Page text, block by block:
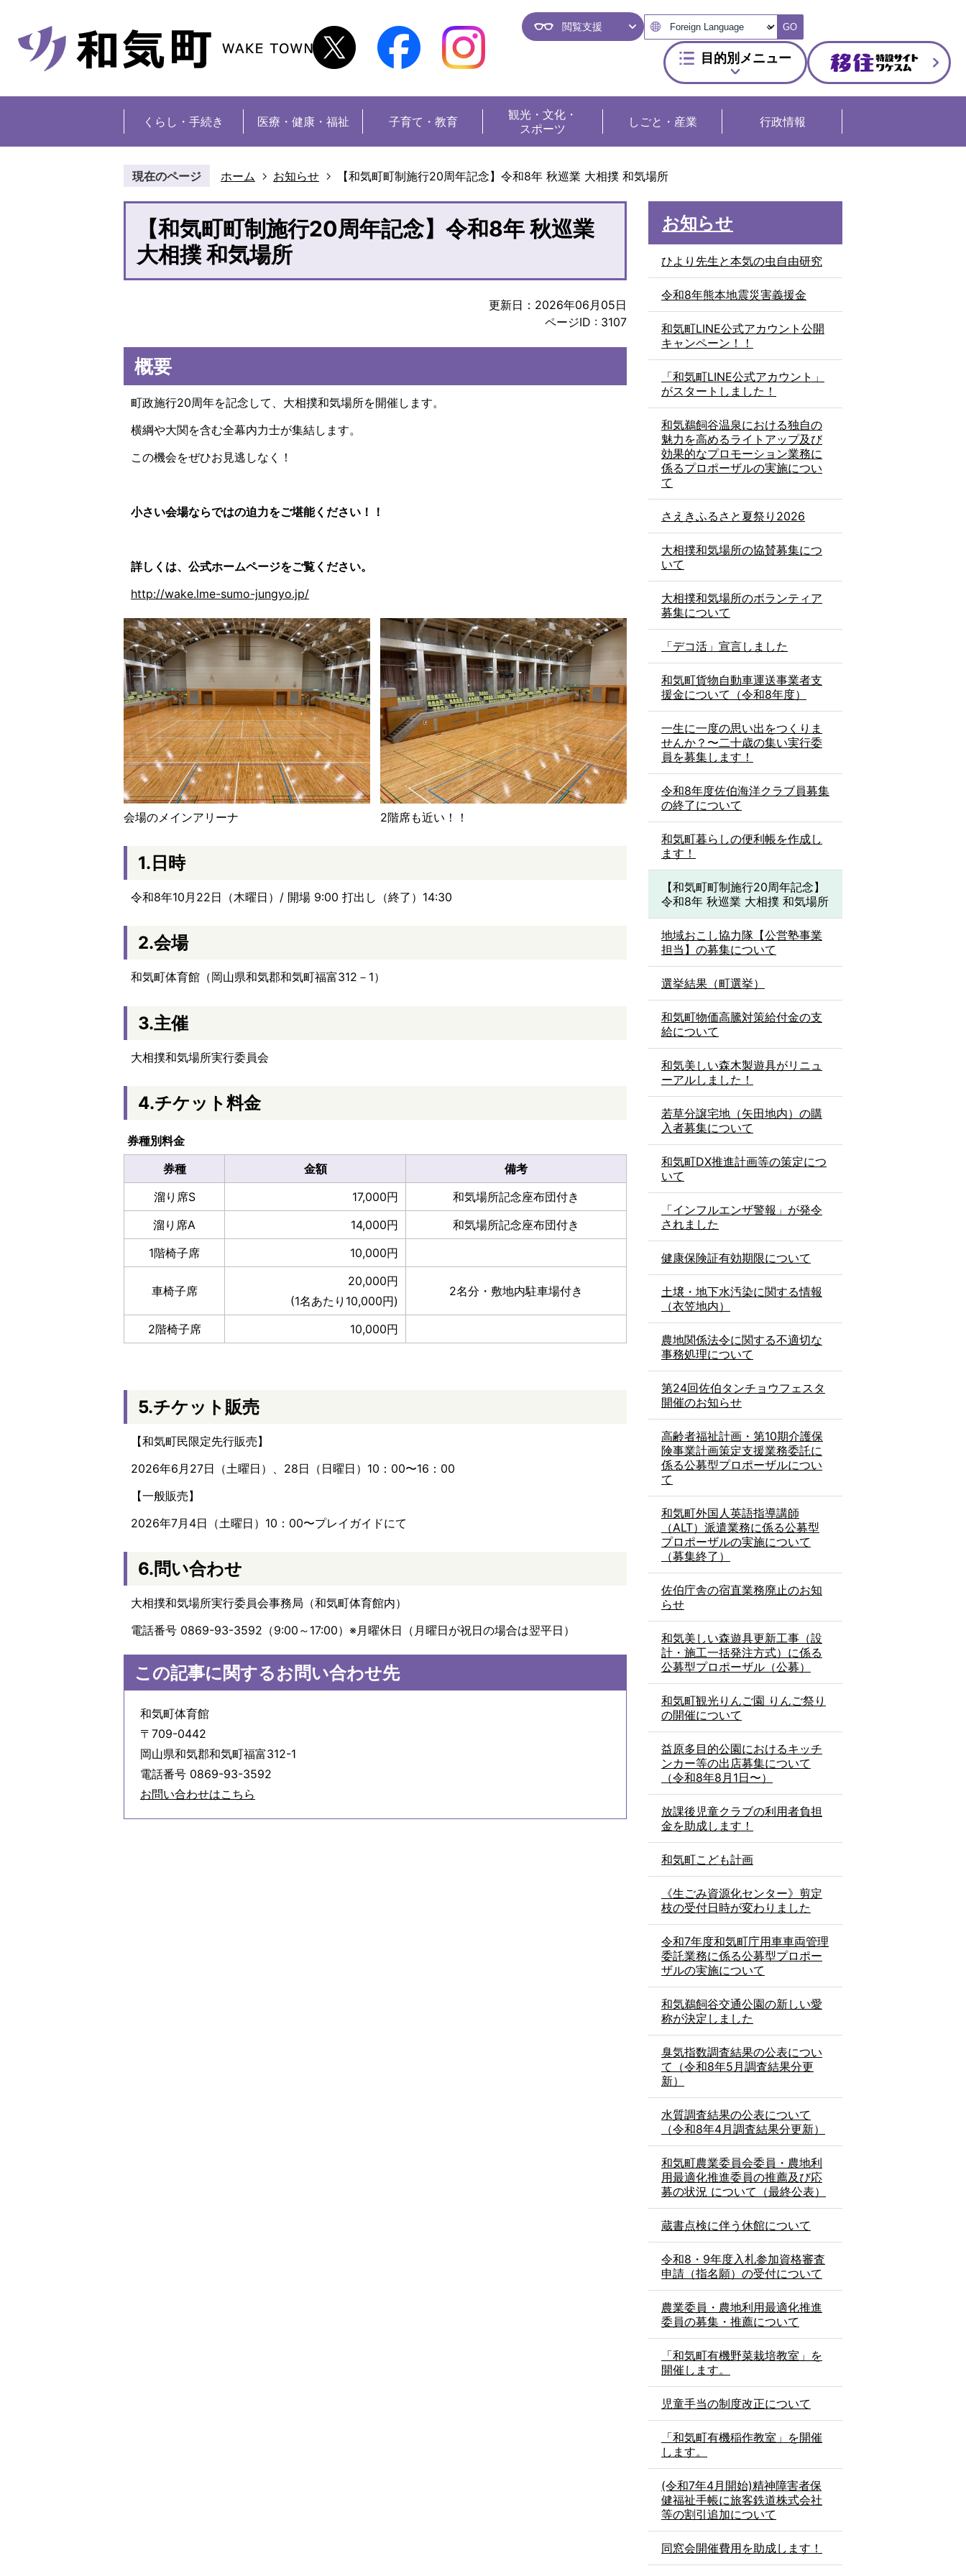
閲覧支援 GO
目的別メニュー
くらし・手続き 医療・健康・福祉 子育て・教育 観光・文化・
スポーツ
しごと・産業 行政情報
現在のページ ホーム お知らせ 【和気町町制施行20周年記念】令和8年 秋巡業 大相撲 和気場所
【和気町町制施行20周年記念】令和8年 秋巡業
大相撲 和気場所
更新日：2026年06月05日
ページID : 3107
概要
町政施行20周年を記念して、大相撲和気場所を開催します。
横綱や大関を含む全幕内力士が集結します。
この機会をぜひお見逃しなく！
小さい会場ならではの迫力をご堪能ください！！
詳しくは、公式ホームページをご覧ください。
http://wake.lme-sumo-jungyo.jp/
会場のメインアリーナ 2階席も近い！！
1.日時
令和8年10月22日（木曜日）/ 開場 9:00 打出し（終了）14:30
2.会場
和気町体育館（岡山県和気郡和気町福富312－1）
3.主催
大相撲和気場所実行委員会
4.チケット料金
券種別料金
券種
金額
備考
溜り席S
17,000円
和気場所記念座布団付き
溜り席A
14,000円
和気場所記念座布団付き
1階椅子席
10,000円
車椅子席
20,000円
(1名あたり10,000円)
2名分・敷地内駐車場付き
2階椅子席 10,000円
5.チケット販売
【和気町民限定先行販売】
2026年6月27日（土曜日）、28日（日曜日）10：00〜16：00
【一般販売】
2026年7月4日（土曜日）10：00〜プレイガイドにて
6.問い合わせ
大相撲和気場所実行委員会事務局（和気町体育館内）
電話番号 0869-93-3592（9:00～17:00）※月曜休日（月曜日が祝日の場合は翌平日）
この記事に関するお問い合わせ先
和気町体育館
〒709-0442
岡山県和気郡和気町福富312-1
電話番号 0869-93-3592
お問い合わせはこちら
お知らせ
ひより先生と本気の虫自由研究
令和8年熊本地震災害義援金
和気町LINE公式アカウント公開
キャンペーン！！
「和気町LINE公式アカウント」
がスタートしました！
和気鵜飼谷温泉における独自の
魅力を高めるライトアップ及び
効果的なプロモーション業務に
係るプロポーザルの実施につい
て
さえきふるさと夏祭り2026
大相撲和気場所の協賛募集につ
いて
大相撲和気場所のボランティア
募集について
「デコ活」宣言しました
和気町貨物自動車運送事業者支
援金について（令和8年度）
一生に一度の思い出をつくりま
せんか？〜二十歳の集い実行委
員を募集します！
令和8年度佐伯海洋クラブ員募集
の終了について
和気町暮らしの便利帳を作成し
ます！
【和気町町制施行20周年記念】
令和8年 秋巡業 大相撲 和気場所
地域おこし協力隊【公営塾事業
担当】の募集について
選挙結果（町選挙）
和気町物価高騰対策給付金の支
給について
和気美しい森木製遊具がリニュ
ーアルしました！
若草分譲宅地（矢田地内）の購
入者募集について
和気町DX推進計画等の策定につ
いて
「インフルエンザ警報」が発令
されました
健康保険証有効期限について
土壌・地下水汚染に関する情報
（衣笠地内）
農地関係法令に関する不適切な
事務処理について
第24回佐伯タンチョウフェスタ
開催のお知らせ
高齢者福祉計画・第10期介護保
険事業計画策定支援業務委託に
係る公募型プロポーザルについ
て
和気町外国人英語指導講師
（ALT）派遣業務に係る公募型
プロポーザルの実施について
（募集終了）
佐伯庁舎の宿直業務廃止のお知
らせ
和気美しい森遊具更新工事（設
計・施工一括発注方式）に係る
公募型プロポーザル（公募）
和気町観光りんご園 りんご祭り
の開催について
益原多目的公園におけるキッチ
ンカー等の出店募集について
（令和8年8月1日〜）
放課後児童クラブの利用者負担
金を助成します！
和気町こども計画
《生ごみ資源化センター》剪定
枝の受付日時が変わりました
令和7年度和気町庁用車車両管理
委託業務に係る公募型プロポー
ザルの実施について
和気鵜飼谷交通公園の新しい愛
称が決定しました
臭気指数調査結果の公表につい
て（令和8年5月調査結果分更
新）
水質調査結果の公表について
（令和8年4月調査結果分更新）
和気町農業委員会委員・農地利
用最適化推進委員の推薦及び応
募の状況 について（最終公表）
蔵書点検に伴う休館について
令和8・9年度入札参加資格審査
申請（指名願）の受付について
農業委員・農地利用最適化推進
委員の募集・推薦について
「和気町有機野菜栽培教室」を
開催します。
児童手当の制度改正について
「和気町有機稲作教室」を開催
します。
(令和7年4月開始)精神障害者保
健福祉手帳に旅客鉄道株式会社
等の割引追加について
同窓会開催費用を助成します！